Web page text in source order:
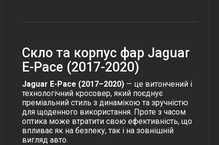
Скло та корпус фар Jaguar
E-Pace (2017-2020)
Jaguar E-Pace (2017–2020) — це витончений і
технологічний кросовер, який поєднує
преміальний стиль з динамікою та зручністю
для щоденного використання. Проте з часом
оптика може втратити свою ефективність, що
впливає як на безпеку, так і на зовнішній
вигляд авто.